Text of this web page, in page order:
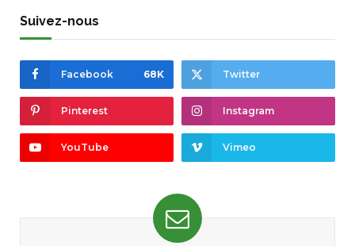
Suivez-nous
Facebook 68K Twitter
Pinterest Instagram
YouTube Vimeo